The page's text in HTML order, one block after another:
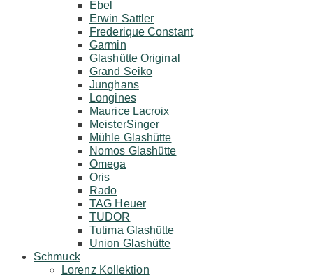
Ebel
Erwin Sattler
Frederique Constant
Garmin
Glashütte Original
Grand Seiko
Junghans
Longines
Maurice Lacroix
MeisterSinger
Mühle Glashütte
Nomos Glashütte
Omega
Oris
Rado
TAG Heuer
TUDOR
Tutima Glashütte
Union Glashütte
Schmuck
Lorenz Kollektion